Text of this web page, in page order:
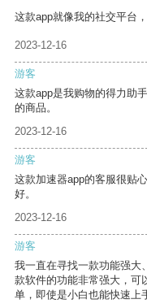
这款app就像我的社交平台
2023-12-16
游客
这款app是我购物的得力助
的商品。
2023-12-16
游客
这款加速器app的客服很贴
好。
2023-12-16
游客
我一直在寻找一款功能强大
款软件的功能非常强大，可
单，即使是小白也能快速上